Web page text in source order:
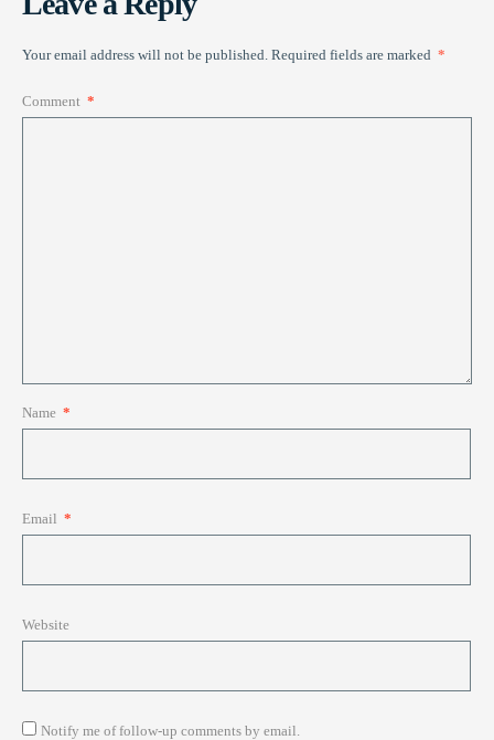
Your email address will not be published. Required fields are marked *
Comment *
Name *
Email *
Website
Notify me of follow-up comments by email.